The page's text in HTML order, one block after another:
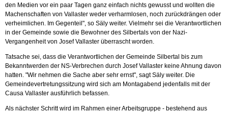
den Medien vor ein paar Tagen ganz einfach nichts gewusst und wollten die
Machenschaften von Vallaster weder verharmlosen, noch zurückdrängen oder
verheimlichen. Im Gegenteil", so Säly weiter. Vielmehr sei die Verantwortlichen
in der Gemeinde sowie die Bewohner des Silbertals von der Nazi-
Vergangenheit von Josef Vallaster überrascht worden.
Tatsache sei, dass die Verantwortlichen der Gemeinde Silbertal bis zum
Bekanntwerden der NS-Verbrechen durch Josef Vallaster keine Ahnung davon
hatten. "Wir nehmen die Sache aber sehr ernst", sagt Säly weiter. Die
Gemeindevertretungssitzung wird sich am Montagabend jedenfalls mit der
Causa Vallaster ausführlich befassen.
Als nächster Schritt wird im Rahmen einer Arbeitsgruppe - bestehend aus